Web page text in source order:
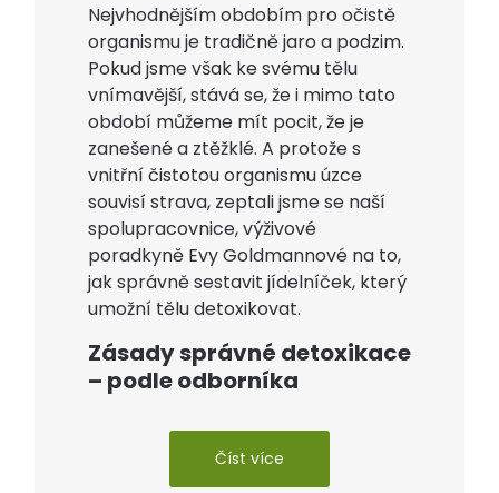
Nejvhodnějším obdobím pro očistě
organismu je tradičně jaro a podzim.
Pokud jsme však ke svému tělu
vnímavější, stává se, že i mimo tato
období můžeme mít pocit, že je
zanešené a ztěžklé. A protože s
vnitřní čistotou organismu úzce
souvisí strava, zeptali jsme se naší
spolupracovnice, výživové
poradkyně Evy Goldmannové na to,
jak správně sestavit jídelníček, který
umožní tělu detoxikovat.
Zásady správné detoxikace
– podle odborníka
Číst více